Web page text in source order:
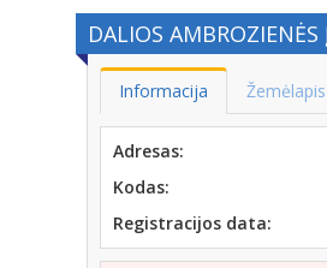
DALIOS
Informacija Žemėlapis
Adresas:
Kodas:
Registracijos data: